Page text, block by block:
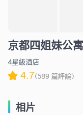
京都四姐妹公寓
4星級酒店
4.7(589 篇評論)
相片